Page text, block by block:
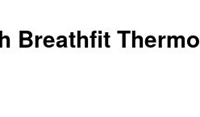
Breathfit Thermo